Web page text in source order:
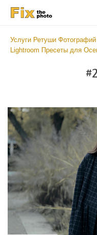
Услуги Ретуши Фотографий
Lightroom Пресеты для